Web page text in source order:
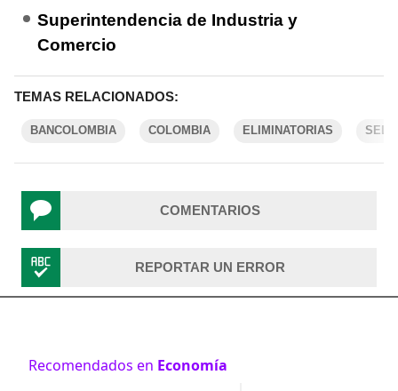
Superintendencia de Industria y
Comercio
TEMAS RELACIONADOS:
BANCOLOMBIA COLOMBIA ELIMINATORIAS
COMENTARIOS
REPORTAR UN ERROR
Recomendados en Economía